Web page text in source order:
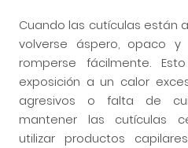
Cuando las cutículas están
volverse áspero, opaco
romperse fácilmente.
exposición a un calor
agresivos o falta de
mantener las cutículas
utilizar productos